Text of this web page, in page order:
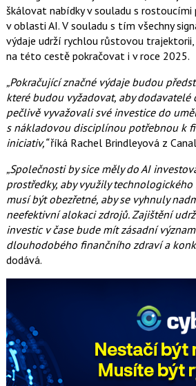
škálovat nabídky v souladu s
v oblasti AI. V souladu s tím všechny
výdaje udrží rychlou růstovou trajektorii,
na této cestě pokračovat i v roce 2025.
„Pokračující značné výdaje budou
které budou vyžadovat, aby dodavatelé
pečlivě vyvažovali své investice do
s nákladovou disciplínou potřebnou k
iniciativ,“říká Rachel Brindleyová z
„Společnosti by sice měly do AI
prostředky, aby využily
musí být obezřetné, aby se vyhnuly
neefektivní alokaci zdrojů. Zajištění
investic v čase bude mít zásadní
dlouhodobého finančního zdraví a
dodává.